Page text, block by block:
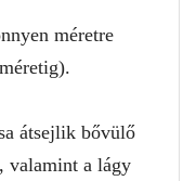
méretre
átsejlik bővülő
valamint a lágy